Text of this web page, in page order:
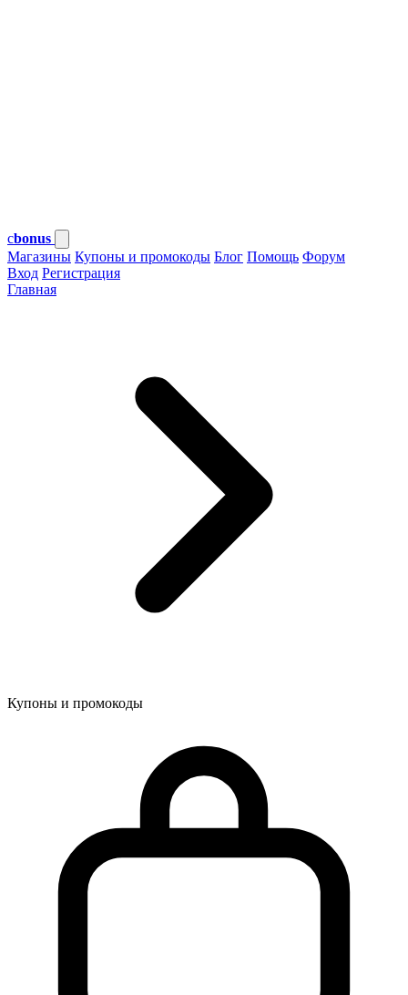
cbonus
Магазины Купоны и промокоды Блог Помощь Форум
Вход Регистрация
Главная
Купоны и промокоды